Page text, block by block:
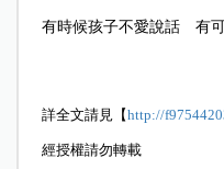
有時候孩子不愛說話 有
詳全文請見【http://
經授權請勿轉載